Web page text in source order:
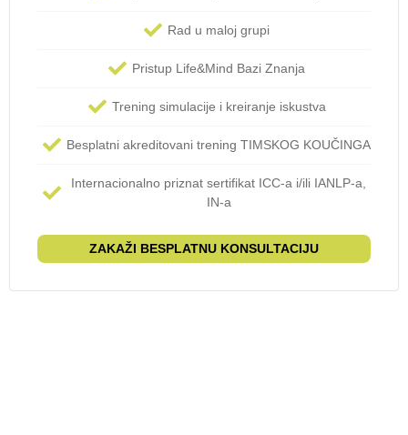
Rad u maloj grupi
Pristup Life&Mind Bazi Znanja
Trening simulacije i kreiranje iskustva
Besplatni akreditovani trening TIMSKOG KOUČINGA
Internacionalno priznat sertifikat ICC-a i/ili IANLP-a,
IN-a
ZAKAŽI BESPLATNU KONSULTACIJU